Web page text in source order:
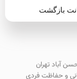
بازگشت
در سال ۱۳۵۸ واقع در حسن آباد تهران
و حفاظت فردی